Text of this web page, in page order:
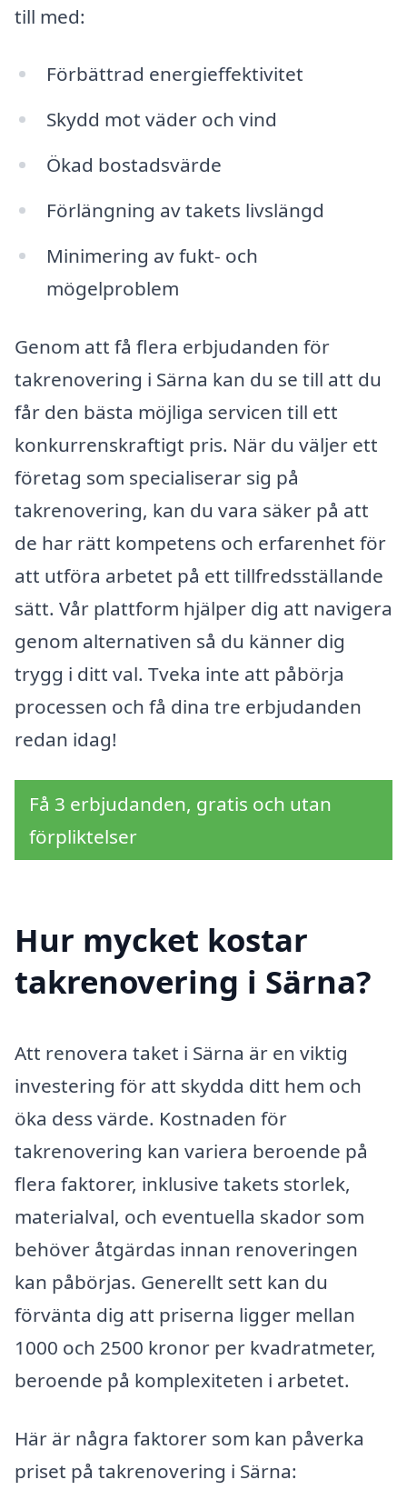
till med:
Förbättrad energieffektivitet
Skydd mot väder och vind
Ökad bostadsvärde
Förlängning av takets livslängd
Minimering av fukt- och
mögelproblem
Genom att få flera erbjudanden för
takrenovering i Särna kan du se till att du
får den bästa möjliga servicen till ett
konkurrenskraftigt pris. När du väljer ett
företag som specialiserar sig på
takrenovering, kan du vara säker på att
de har rätt kompetens och erfarenhet för
att utföra arbetet på ett tillfredsställande
sätt. Vår plattform hjälper dig att navigera
genom alternativen så du känner dig
trygg i ditt val. Tveka inte att påbörja
processen och få dina tre erbjudanden
redan idag!
Få 3 erbjudanden, gratis och utan
förpliktelser
Hur mycket kostar
takrenovering i Särna?
Att renovera taket i Särna är en viktig
investering för att skydda ditt hem och
öka dess värde. Kostnaden för
takrenovering kan variera beroende på
flera faktorer, inklusive takets storlek,
materialval, och eventuella skador som
behöver åtgärdas innan renoveringen
kan påbörjas. Generellt sett kan du
förvänta dig att priserna ligger mellan
1000 och 2500 kronor per kvadratmeter,
beroende på komplexiteten i arbetet.
Här är några faktorer som kan påverka
priset på takrenovering i Särna: